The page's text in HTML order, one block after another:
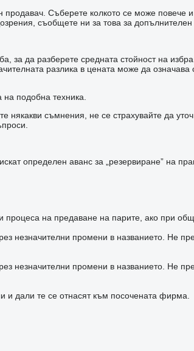
Съберете колкото се може повече
съобщете ни за това за
да разберете средната стойност на
разлика в цената може да
подобна техника.
съмнения, не се страхувайте да
определен аванс за „резервиране” на
на предаване на парите, ако при
незначителни промени в названието. Не
незначителни промени в названието. Не
и дали те се отнасят към посочената фирма.